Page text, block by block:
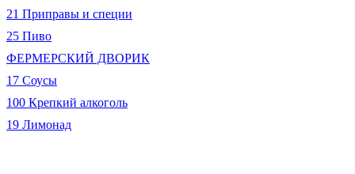
21 Приправы и специи
25 Пиво
ФЕРМЕРСКИЙ ДВОРИК
17 Соусы
100 Крепкий алкоголь
19 Лимонад